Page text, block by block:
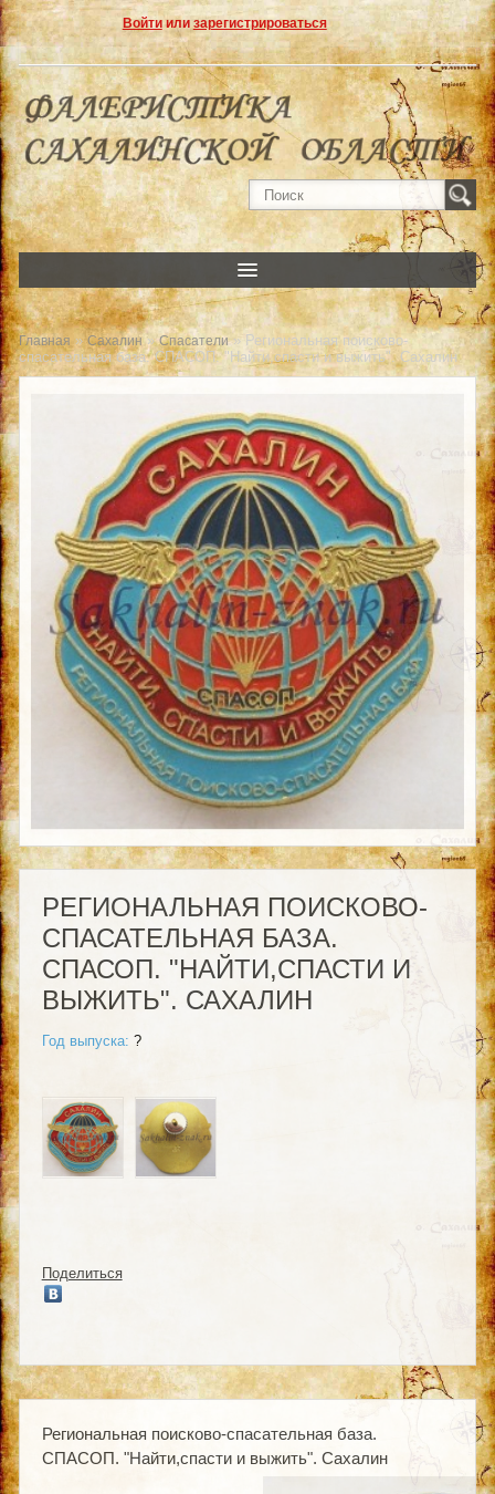
Войтиили зарегистрироваться
Главная » Сахалин»Спасатели» Региональная поисково-
спасательная база. СПАСОП. "Найти,спасти и выжить". Сахалин
РЕГИОНАЛЬНАЯ ПОИСКОВО-
СПАСАТЕЛЬНАЯ БАЗА.
СПАСОП. "НАЙТИ,СПАСТИ И
ВЫЖИТЬ". САХАЛИН
Год выпуска: ?
Поделиться
Региональная поисково-спасательная база.
СПАСОП. "Найти,спасти и выжить". Сахалин